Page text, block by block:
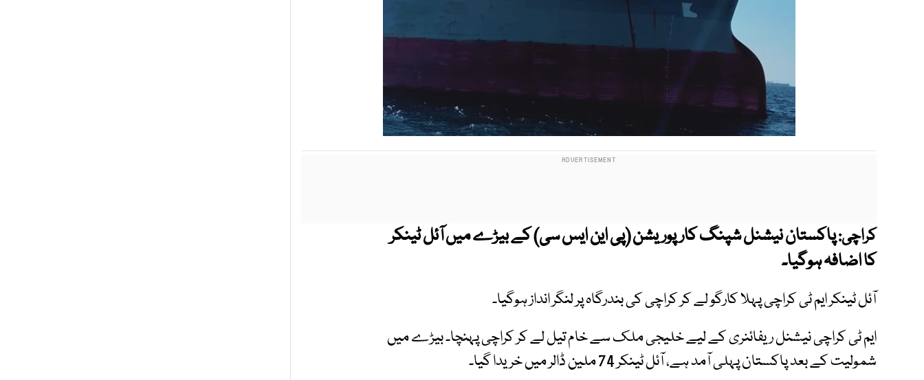
کراچی:پاکستان نیشنل شپنگ کارپوریشن (پی این ایس سی) کے بیڑے میں آئل ٹینکر
کا اضافہ ہوگیا۔
آئل ٹینکر ایم ٹی کراچی پہلا کارگو لے کر کراچی کی بندرگاہ پر لنگر انداز ہوگیا۔
ایم ٹی کراچی نیشنل ریفائنری کے لیے خلیجی ملک سے خام تیل لے کر کراچی پہنچا۔ بیڑے میں
شمولیت کے بعد پاکستان پہلی آمد ہے، آئل ٹینکر 74 ملین ڈالر میں خریدا گیا۔